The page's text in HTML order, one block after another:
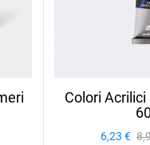
Colori
Prezzo
6,23 €